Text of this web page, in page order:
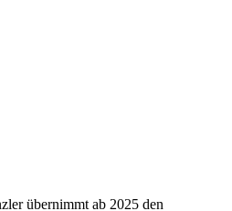
übernimmt ab 2025 den